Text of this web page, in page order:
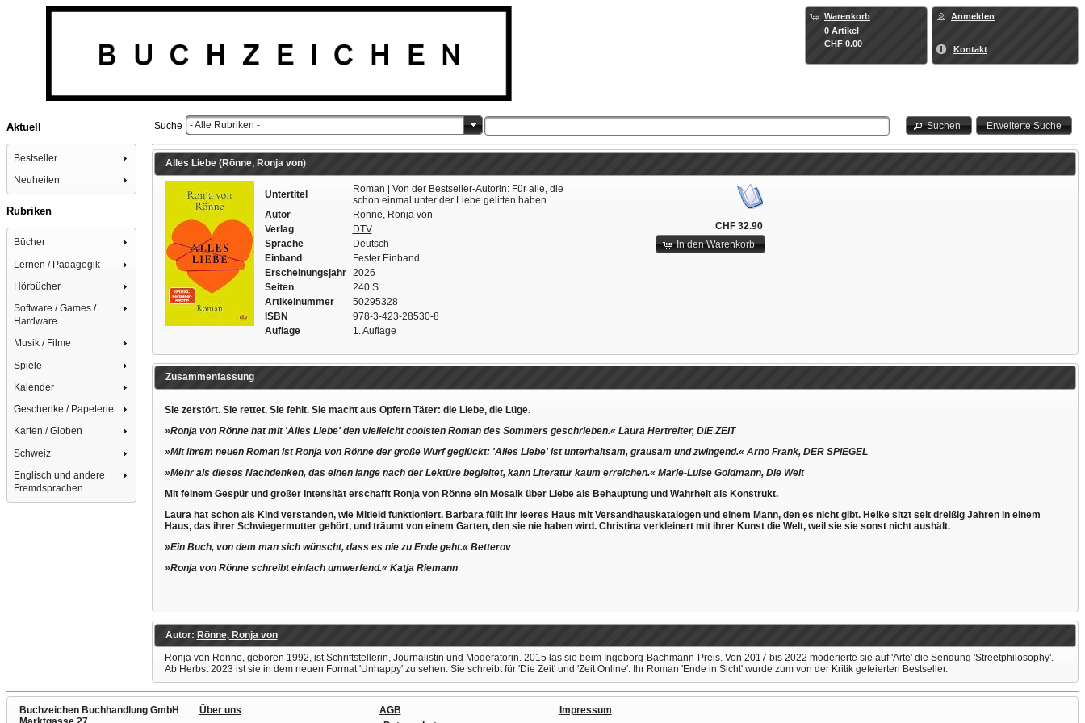
Warenkorb
0 Artikel
CHF 0.00
Anmelden
Kontakt
Aktuell
Bestseller
Neuheiten
Rubriken
Bücher
Lernen / Pädagogik
Hörbücher
Software / Games /
Hardware
Musik / Filme
Spiele
Kalender
Geschenke / Papeterie
Karten / Globen
Schweiz
Englisch und andere
Fremdsprachen
Suche - Alle Rubriken - Suchen Erweiterte Suche
Alles Liebe (Rönne, Ronja von)
Untertitel
Roman | Von der Bestseller-Autorin: Für alle, die
schon einmal unter der Liebe gelitten haben
Autor
Rönne, Ronja von
Verlag
DTV
Sprache
Deutsch
Einband
Fester Einband
Erscheinungsjahr
2026
Seiten
240 S.
Artikelnummer
50295328
ISBN
978-3-423-28530-8
Auflage
1. Auflage
CHF 32.90
In den Warenkorb
Zusammenfassung
Sie zerstört. Sie rettet. Sie fehlt. Sie macht aus Opfern Täter: die Liebe, die Lüge.
»Ronja von Rönne hat mit 'Alles Liebe' den vielleicht coolsten Roman des Sommers geschrieben.« Laura Hertreiter, DIE ZEIT
»Mit ihrem neuen Roman ist Ronja von Rönne der große Wurf geglückt: 'Alles Liebe' ist unterhaltsam, grausam und zwingend.« Arno Frank, DER SPIEGEL
»Mehr als dieses Nachdenken, das einen lange nach der Lektüre begleitet, kann Literatur kaum erreichen.« Marie-Luise Goldmann, Die Welt
Mit feinem Gespür und großer Intensität erschafft Ronja von Rönne ein Mosaik über Liebe als Behauptung und Wahrheit als Konstrukt.
Laura hat schon als Kind verstanden, wie Mitleid funktioniert. Barbara füllt ihr leeres Haus mit Versandhauskatalogen und einem Mann, den es nicht gibt. Heike sitzt seit dreißig Jahren in einem
Haus, das ihrer Schwiegermutter gehört, und träumt von einem Garten, den sie nie haben wird. Christina verkleinert mit ihrer Kunst die Welt, weil sie sie sonst nicht aushält.
»Ein Buch, von dem man sich wünscht, dass es nie zu Ende geht.« Betterov
»Ronja von Rönne schreibt einfach umwerfend.« Katja Riemann
Autor: Rönne, Ronja von
Ronja von Rönne, geboren 1992, ist Schriftstellerin, Journalistin und Moderatorin. 2015 las sie beim Ingeborg-Bachmann-Preis. Von 2017 bis 2022 moderierte sie auf 'Arte' die Sendung 'Streetphilosophy'.
Ab Herbst 2023 ist sie in dem neuen Format 'Unhappy' zu sehen. Sie schreibt für 'Die Zeit' und 'Zeit Online'. Ihr Roman 'Ende in Sicht' wurde zum von der Kritik gefeierten Bestseller.
Buchzeichen Buchhandlung GmbH
Über uns
AGB
Impressum